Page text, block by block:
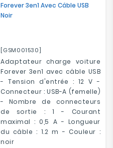
Forever 3en1 Avec Câble USB
Noir
[GSM001530]
Adaptateur charge voiture
Forever 3en1 avec câble USB
- Tension d'entrée : 12 V -
Connecteur : USB-A (femelle)
- Nombre de connecteurs
de sortie : 1 - Courant
maximal : 0,5 A - Longueur
du câble : 1.2 m - Couleur :
noir